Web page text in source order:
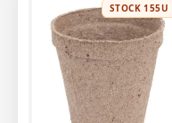
STOCK 155U